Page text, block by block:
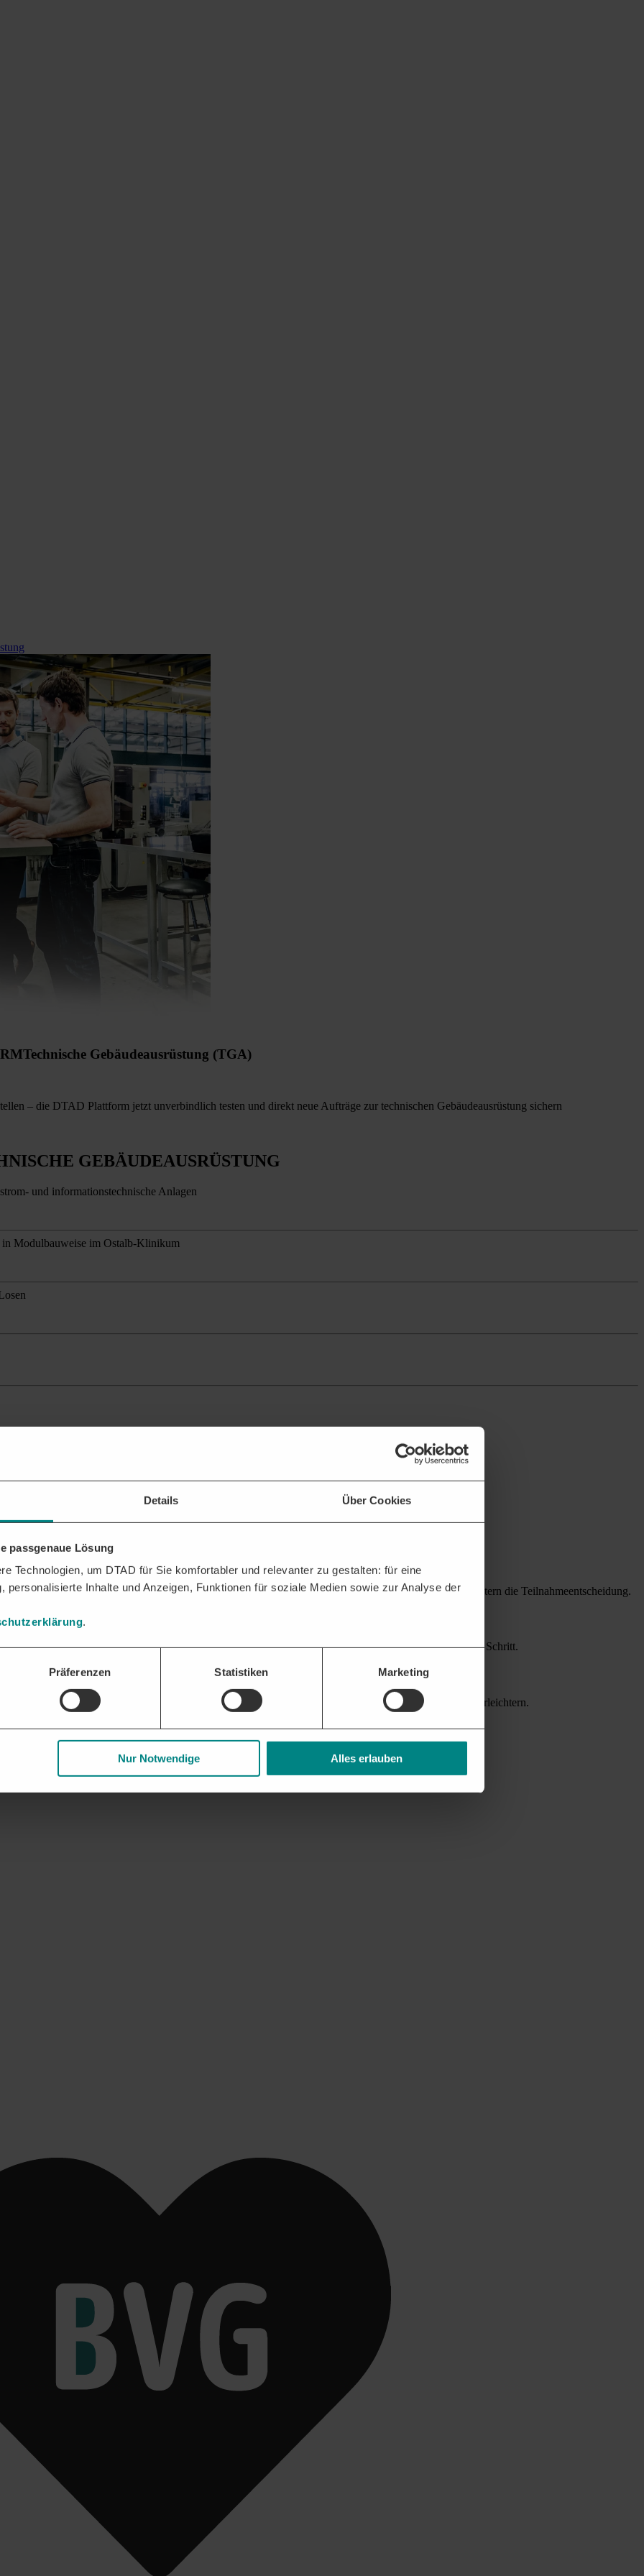
Details Über Cookies
passgenaue Lösung
Technologien, um DTAD für Sie komfortabler und relevanter zu gestalten: für eine
personalisierte Inhalte und Anzeigen, Funktionen für soziale Medien sowie zur Analyse der
.
Präferenzen Statistiken Marketing
Nur Notwendige Alles erlauben
Technische Gebäudeausrüstung (TGA)
– die DTAD Plattform jetzt unverbindlich testen und direkt neue Aufträge zur technischen Gebäudeausrüstung sichern
GEBÄUDEAUSRÜSTUNG
und informationstechnische Anlagen
in Modulbauweise im Ostalb-Klinikum
dabei, das Beste aus der DTAD Plattform für Sie herauszuholen.
Gebäudeausrüstung erhalten. Analysen zu Vergabeverhalten und potenziellen Bietern erleichtern die Teilnahmeentscheidung.
und Nachweise bündeln und fristgerecht einreichen – die DTAD Plattform unterstützt Sie bei jedem Schritt.
Geschäftsbeziehungen. Frühzeitige Updates zu auslaufenden Rahmenverträgen helfen die Akquise zu erleichtern.